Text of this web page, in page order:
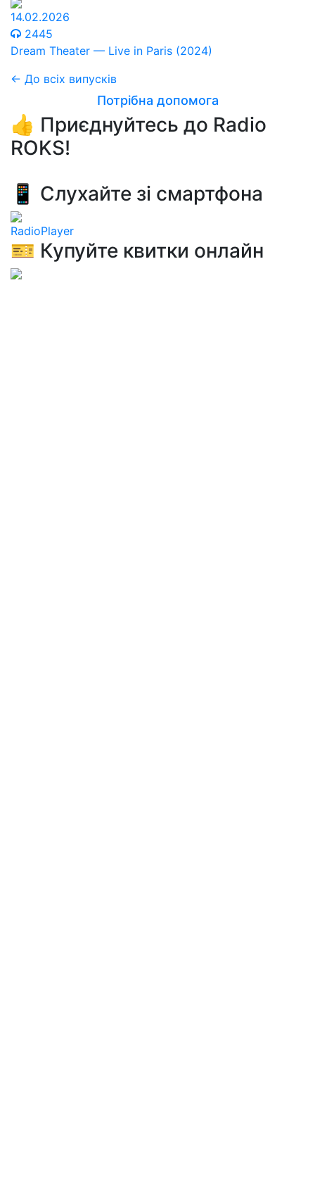
14.02.2026
2445
Dream Theater — Live in Paris (2024)
← До всіх випусків
Потрібна допомога
👍 Приєднуйтесь до Radio
ROKS!
📱 Слухайте зі смартфона
RadioPlayer
🎫 Купуйте квитки онлайн